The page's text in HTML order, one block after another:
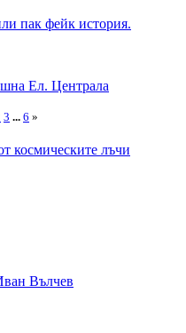
пак фейк история.
Ел. Централа
3 ... 6 »
космическите лъчи
Вълчев